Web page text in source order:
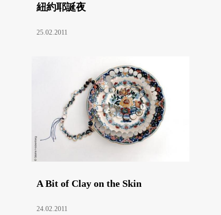
紐約耶誕夜
25.02.2011
A Bit of Clay on the Skin
24.02.2011